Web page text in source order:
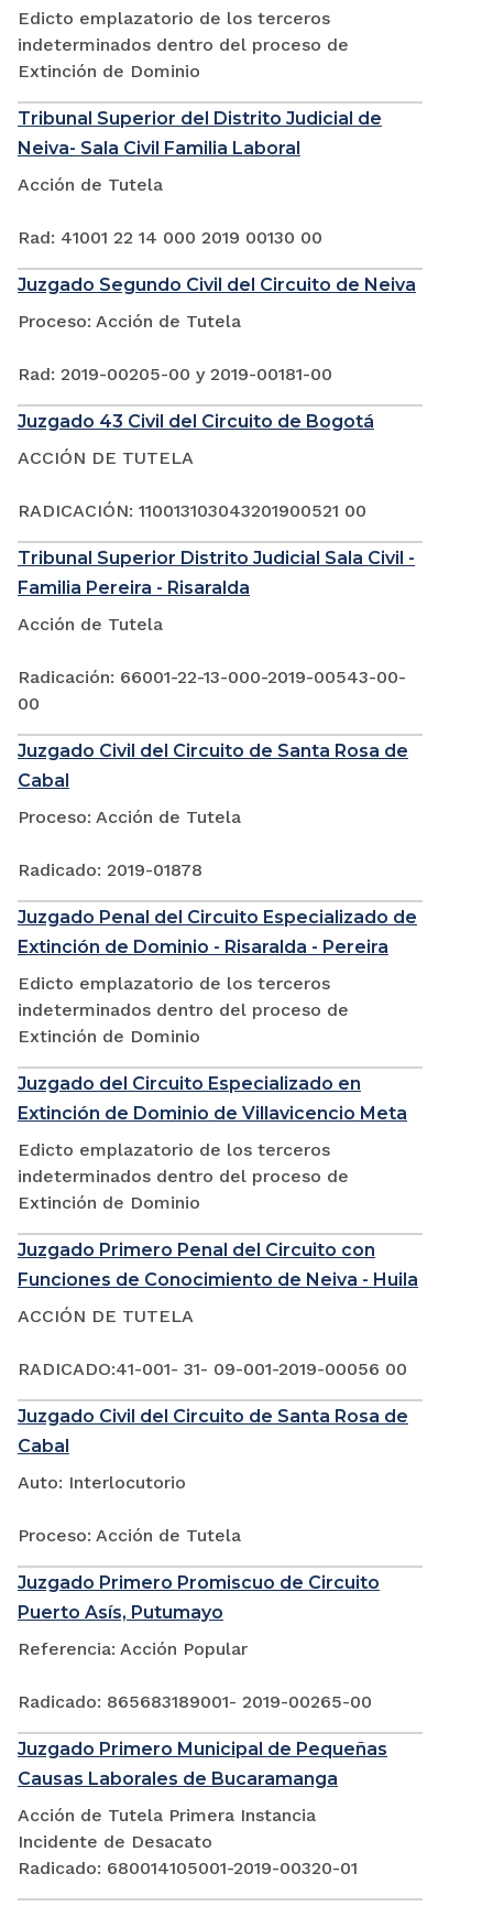
Edicto emplazatorio de los terceros
indeterminados dentro del proceso de
Extinción de Dominio
Tribunal Superior del Distrito Judicial de
Neiva- Sala Civil Familia Laboral
Acción de Tutela
Rad: 41001 22 14 000 2019 00130 00
Juzgado Segundo Civil del Circuito de Neiva
Proceso: Acción de Tutela
Rad: 2019-00205-00 y 2019-00181-00
Juzgado 43 Civil del Circuito de Bogotá
ACCIÓN DE TUTELA
RADICACIÓN: 110013103043201900521 00
Tribunal Superior Distrito Judicial Sala Civil -
Familia Pereira - Risaralda
Acción de Tutela
Radicación: 66001-22-13-000-2019-00543-00-
00
Juzgado Civil del Circuito de Santa Rosa de
Cabal
Proceso: Acción de Tutela
Radicado: 2019-01878
Juzgado Penal del Circuito Especializado de
Extinción de Dominio - Risaralda - Pereira
Edicto emplazatorio de los terceros
indeterminados dentro del proceso de
Extinción de Dominio
Juzgado del Circuito Especializado en
Extinción de Dominio de Villavicencio Meta
Edicto emplazatorio de los terceros
indeterminados dentro del proceso de
Extinción de Dominio
Juzgado Primero Penal del Circuito con
Funciones de Conocimiento de Neiva - Huila
ACCIÓN DE TUTELA
RADICADO:41-001- 31- 09-001-2019-00056 00
Juzgado Civil del Circuito de Santa Rosa de
Cabal
Auto: Interlocutorio
Proceso: Acción de Tutela
Juzgado Primero Promiscuo de Circuito
Puerto Asís, Putumayo
Referencia: Acción Popular
Radicado: 865683189001- 2019-00265-00
Juzgado Primero Municipal de Pequeñas
Causas Laborales de Bucaramanga
Acción de Tutela Primera Instancia
Incidente de Desacato
Radicado: 680014105001-2019-00320-01